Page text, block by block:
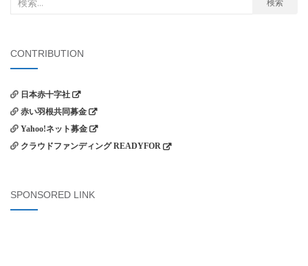
検索
CONTRIBUTION
日本赤十字社
赤い羽根共同募金
Yahoo!ネット募金
クラウドファンディング READYFOR
SPONSORED LINK